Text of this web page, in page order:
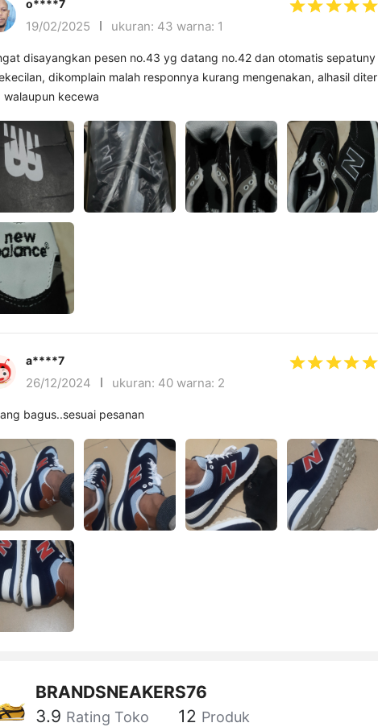
o****7
19/02/2025 ukuran: 43 warna: 1
disayangkan pesen no.43 yg datang no.42 dan otomatis sepatuny
dikomplain malah responnya kurang mengenakan, alhasil diter
walaupun kecewa
a****7
26/12/2024 ukuran: 40 warna: 2
bagus..sesuai pesanan
BRANDSNEAKERS76
3.9 Rating Toko 12 Produk